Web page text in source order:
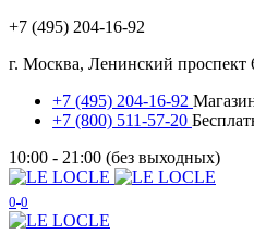
+7 (495) 204-16-92
г. Москва, Ленинский проспект
+7 (495) 204-16-92
+7 (800) 511-57-20
10:00 - 21:00 (без выходных)
0 0